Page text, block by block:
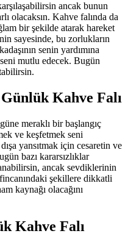
ancak bunun
olacaksın. Kahve falında da
bir şekilde atarak hareket
sayesinde, bu zorlukların
senin yardımına
mutlu edecek. Bugün
Kahve Falı
meraklı bir başlangıç
ve keşfetmek seni
yansıtmak için cesaretin ve
bazı kararsızlıklar
ancak sevdiklerinin
şekillere dikkatli
kaynağı olacağını
Kahve Falı